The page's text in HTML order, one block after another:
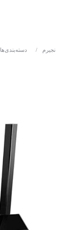
نجیرم / دسته‌بندی‌ها